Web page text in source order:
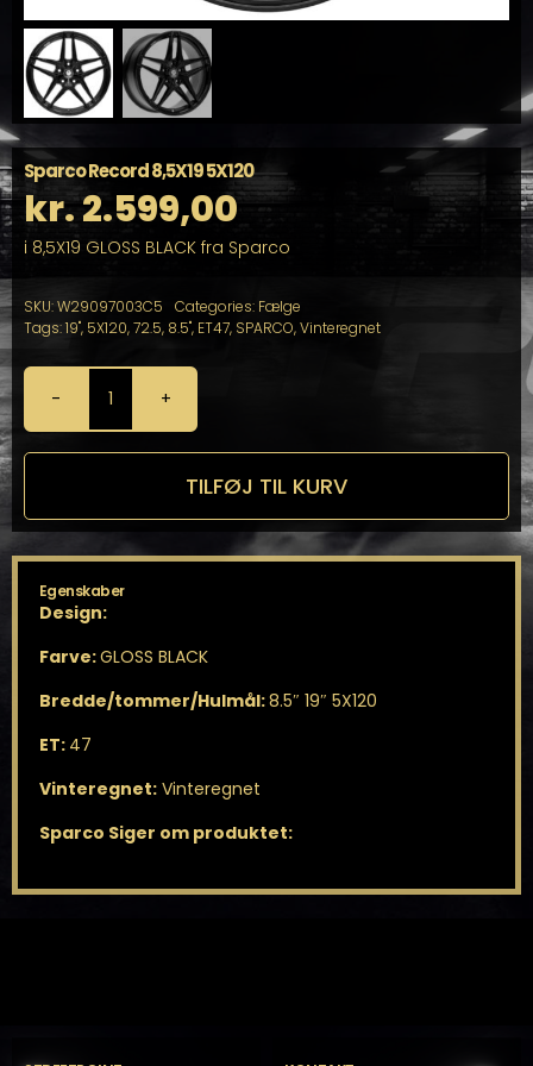
Sparco Record 8,5X19 5X120
kr.2.599,00
i 8,5X19 GLOSS BLACK fra Sparco
SKU:W29097003C5 Categories: Fælge
Tags:19", 5X120,72.5, 8.5", ET47, SPARCO,Vinteregnet
Sparco
Record
8,5X19
TILFØJ TIL KURV
Egenskaber
Design:
Farve:GLOSS BLACK
Bredde/tommer/Hulmål:8.5″ 19″ 5X120
ET: 47
Vinteregnet:Vinteregnet
Sparco Siger om produktet: